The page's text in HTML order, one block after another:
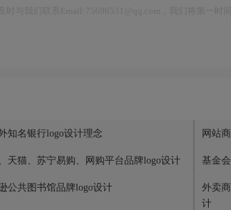
知名银行logo设计理念 网站
天猫、苏宁易购、网购平台品牌logo设计 基金
公共图书馆品牌logo设计
外卖
计